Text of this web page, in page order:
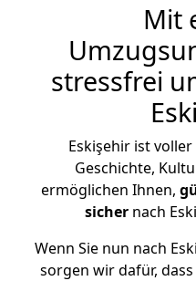
Mit
stressfrei
Eskişehir ist
Geschichte,
ermöglichen Ihnen,
sicher nach
Wenn Sie nun nach
sorgen wir dafür,